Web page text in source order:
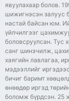
явуулахаар болов.
шижигнэсэн залуус
настай байсан юм.
үйлчилгээг
боловсруулсан. Тус
санг шинэчилж,
хаягийн лавлагаа,
мэдээллийг
бичиг баримт
өнөөдөр иргэд
боломж бүрдсэн. 25